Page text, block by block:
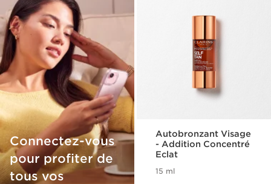
Connectez-vous
pour profiter de
tous vos
Autobronzant Visage​
- Addition Concentré
Eclat
15 ml